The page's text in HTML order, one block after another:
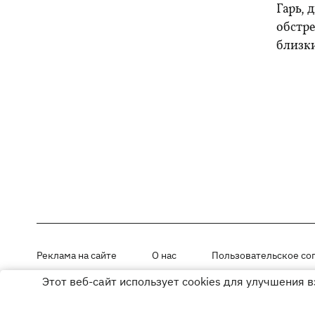
Гарь,
Реклама на сайте О нас Пользовательское
Материалы под рубриками «Новости компании», «PR» и «Факт»
Этот веб-сайт использует cookies для улучшения